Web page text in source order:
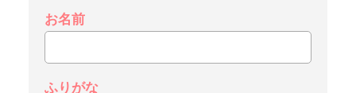
お名前
ふりがな